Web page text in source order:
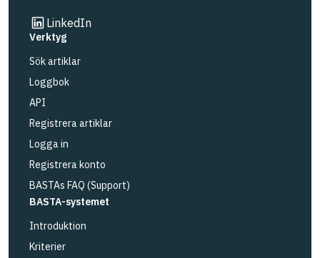
LinkedIn
Länk till annan webbplats
Verktyg
Sök artiklar
Loggbok
API
Registrera artiklar
Logga in
Registrera konto
BASTAs FAQ (Support)
BASTA-systemet
Introduktion
Kriterier